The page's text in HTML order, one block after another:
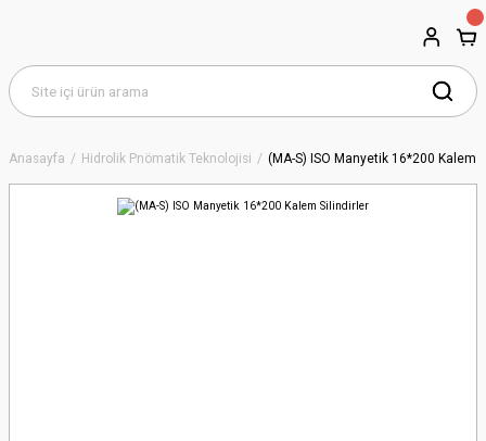
Anasayfa Hidrolik Pnömatik Teknolojisi (MA-S) ISO Manyetik 16*200 Kalem